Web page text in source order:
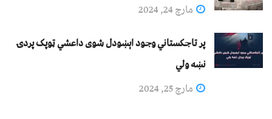
مارچ 24, 2024
پر تاجکستاني وجود اېښودل شوی داعشي ټوپک پردۍ
نښه ولي
مارچ 25, 2024